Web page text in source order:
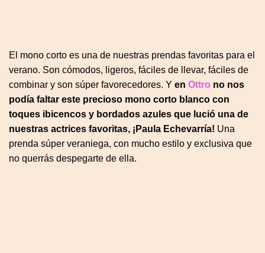
El mono corto es una de nuestras prendas favoritas para el
verano. Son cómodos, ligeros, fáciles de llevar, fáciles de
combinar y son súper favorecedores. Y en Ottro no nos
podía faltar este precioso mono corto blanco con
toques ibicencos y bordados azules que lució una de
nuestras actrices favoritas, ¡Paula Echevarría! Una
prenda súper veraniega, con mucho estilo y exclusiva que
no querrás despegarte de ella.